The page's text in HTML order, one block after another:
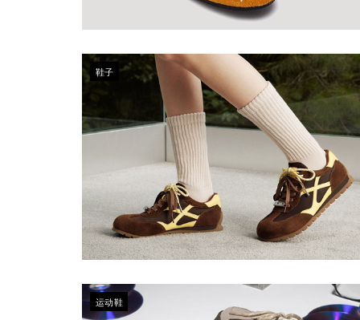
鞋子
运动鞋